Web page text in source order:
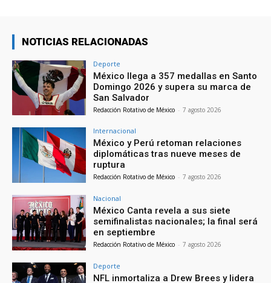
NOTICIAS RELACIONADAS
Deporte
México llega a 357 medallas en Santo
Domingo 2026 y supera su marca de
San Salvador
Redacción Rotativo de México - 7 agosto 2026
Internacional
México y Perú retoman relaciones
diplomáticas tras nueve meses de
ruptura
Redacción Rotativo de México - 7 agosto 2026
Nacional
México Canta revela a sus siete
semifinalistas nacionales; la final será
en septiembre
Redacción Rotativo de México - 7 agosto 2026
Deporte
NFL inmortaliza a Drew Brees y lidera